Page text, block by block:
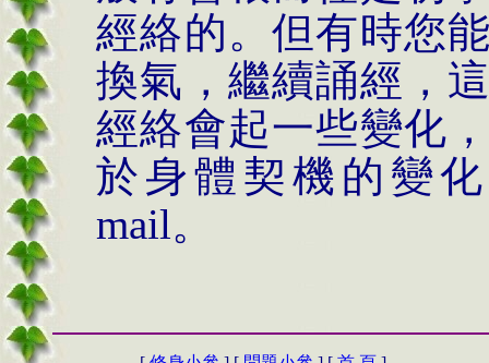
經絡的。但有時您
換氣，繼續誦經，
經絡會起一些變化
於身體契機的變
mail。